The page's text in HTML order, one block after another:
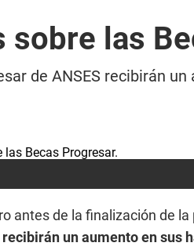
las
de ANSES recibirán
antes de la finalización de la
recibirán un aumento en sus